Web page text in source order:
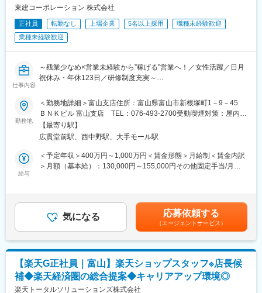
Bメニューの立案、企画、開発
任者の採用および体制構築サポート
・開業に向けた品質基準・衛生基準の設計 ・その他、立ち上げ
・各店舗メニューの監修およびブラッシュアップ ・シーズナル
／イベントメニューの企画
レストランおよび連携施設の各種マネジメント業務
・新業態・新店舗の立ち上げ業務 ・その他、運営に関わる業務
＜他事業との連携＞
・PLAY EARTH PARK NATURING FOREST他事業（ファーム事
業や宿泊事業、体験事業）との連携
・地域農家との連携
※出張：月3～5回程度、国内を予定
変更の範囲：会社の定める業務
東建コーポレーション 株式会社
正社員 転勤なし 上場企業 5名以上採用
職種未経験歓迎
業種未経験歓迎
仕事内容
～残業少なめ×営業未経験から”稼げる”営業へ！／女性活躍／日月
祝休み・年休123日／研修制度充実～
＼＼ここが魅力／／
◎業界トップレベルのインセンティブ制度で高年収社員多数！
社内の5人に1人が年収1000万円以上、2人に1人が700万以上で
す。契約金額は数億円になるため、大きなインセンティブが支給
されることが高年収の理由です。実績連動型の評価制度でスピー
ド出世も目指せます。
◎知識・経験ゼロでも安心！手厚いサポート体制
す。
◎ワークライフバランスを実現可能
効率的な営業活動を追求し、平均残業は月15h程度。日月祝休
です。
■仕事内容：
土地オーナーが所有する資産に対し、最適な土地活用の事業を提
勤務地
＜勤務地詳細＞富山支店住所：富山県富山市新根塚町1－9－45
ＢＮＫビル 富山支店 TEL：076-493-2700受動喫煙対策：屋内全
面禁煙変更の範囲：会社の定める事業所
【最寄り駅】
広貫堂前駅、西中野駅、大手モール駅
給与
＜予定年収＞400万円～1,000万円＜賃金形態＞月給制＜賃金内訳
＞月額（基本給）：130,000円～155,000円その他固定手当/月：
業手当＞有＜給与補足＞年収650万円（月給31万円＋成果給＋賞
与）／入社1年目 メンバー年収841万円（月給42万円＋成果給＋
賞与）／入社2年目 メンバー年収1,156万円（月給56万円＋成果給
＋賞与）／入社5年目 メンバー賃金はあくまでも目安の金額であ
り、選考を通じて上下する可能性があります。月給(月額)は固定手
当を含めた表記です。
気になる 応募依頼する
（エージェントサービス）
【楽天G正社員｜富山】楽天ショップスタッフ※店長候
補◆楽天経済圏の総合提案◆キャリアアップ環境◎
楽天トータルソリューションズ株式会社